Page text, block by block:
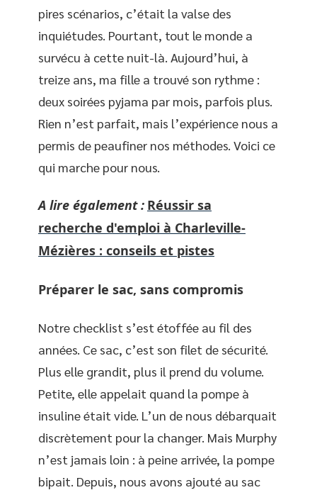
pires scénarios, c’était la valse des
inquiétudes. Pourtant, tout le monde a
survécu à cette nuit-là. Aujourd’hui, à
treize ans, ma fille a trouvé son rythme :
deux soirées pyjama par mois, parfois plus.
Rien n’est parfait, mais l’expérience nous a
permis de peaufiner nos méthodes. Voici ce
qui marche pour nous.
A lire également : Réussir sa
recherche d'emploi à Charleville-
Mézières : conseils et pistes
Préparer le sac, sans compromis
Notre checklist s’est étoffée au fil des
années. Ce sac, c’est son filet de sécurité.
Plus elle grandit, plus il prend du volume.
Petite, elle appelait quand la pompe à
insuline était vide. L’un de nous débarquait
discrètement pour la changer. Mais Murphy
n’est jamais loin : à peine arrivée, la pompe
bipait. Depuis, nous avons ajouté au sac